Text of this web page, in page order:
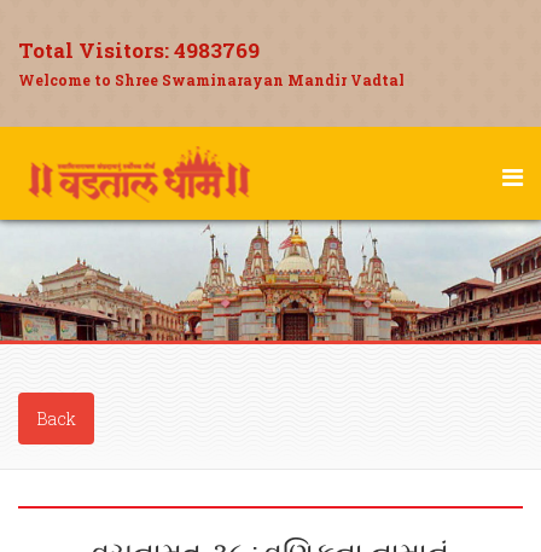
Total Visitors:4983769
Welcome to Shree Swaminarayan Mandir Vadtal
Back